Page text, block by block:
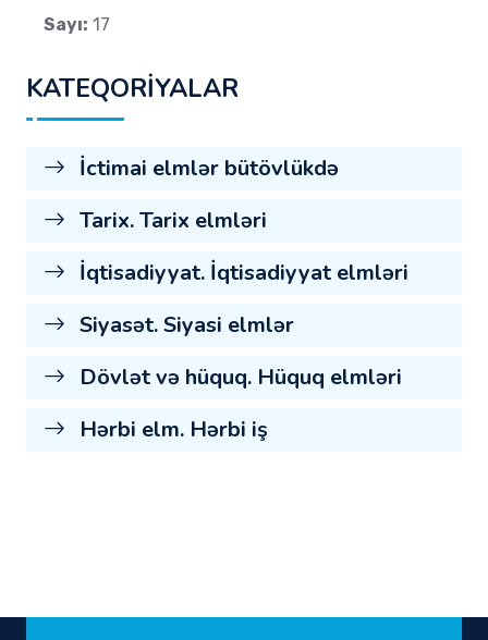
Sayı: 17
KATEQORİYALAR
İctimai elmlər bütövlükdə
Tarix. Tarix elmləri
İqtisadiyyat. İqtisadiyyat elmləri
Siyasət. Siyasi elmlər
Dövlət və hüquq. Hüquq elmləri
Hərbi elm. Hərbi iş